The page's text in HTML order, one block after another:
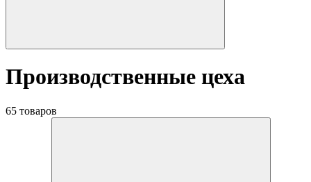
Производственные цеха
65 товаров